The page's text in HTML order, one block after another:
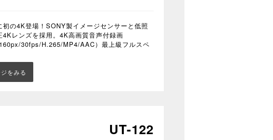
初の4K登場！SONY製イメージセンサーと低照
4Kレンズを採用。4K高画質音声付録画
30fps/H.265/MP4/AAC）最上級フルスペ
をみる
UT-122